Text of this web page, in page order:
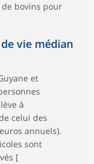
bovins pour
vie médian
et
à
celui des
annuels).
sont
[